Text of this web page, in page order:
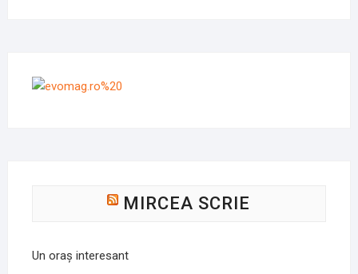
MIRCEA SCRIE
Un oraș interesant